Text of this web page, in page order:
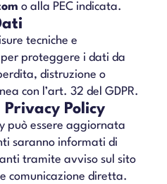
o alla PEC indicata.
tecniche e
proteggere i dati da
distruzione o
con l’art. 32 del GDPR.
Policy
può essere aggiornata
saranno informati di
tramite avviso sul sito
comunicazione diretta.